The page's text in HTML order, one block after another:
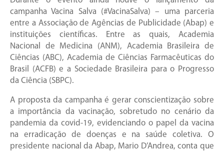
campanha Vacina Salva (#VacinaSalva) – uma parceria
entre a Associação de Agências de Publicidade (Abap) e
instituições científicas. Entre as quais, Academia
Nacional de Medicina (ANM), Academia Brasileira de
Ciências (ABC), Academia de Ciências Farmacêuticas do
Brasil (ACFB) e a Sociedade Brasileira para o Progresso
da Ciência (SBPC).
A proposta da campanha é gerar conscientização sobre
a importância da vacinação, sobretudo no cenário da
pandemia da covid-19, evidenciando o papel da vacina
na erradicação de doenças e na saúde coletiva. O
presidente nacional da Abap, Mario D’Andrea, conta que